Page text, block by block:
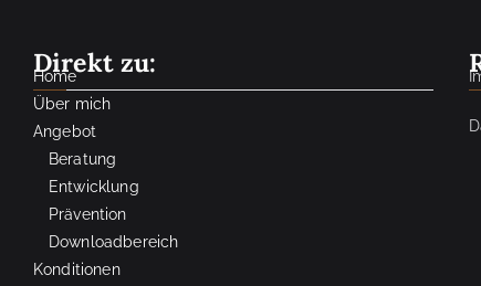
Direkt zu:
Home
Über mich
Angebot
Beratung
Entwicklung
Prävention
Downloadbereich
Konditionen